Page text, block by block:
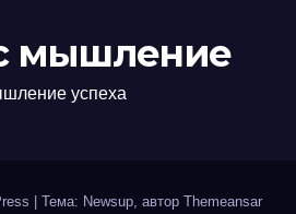
мышление
успеха
Тема: Newsup, автор Themeansar